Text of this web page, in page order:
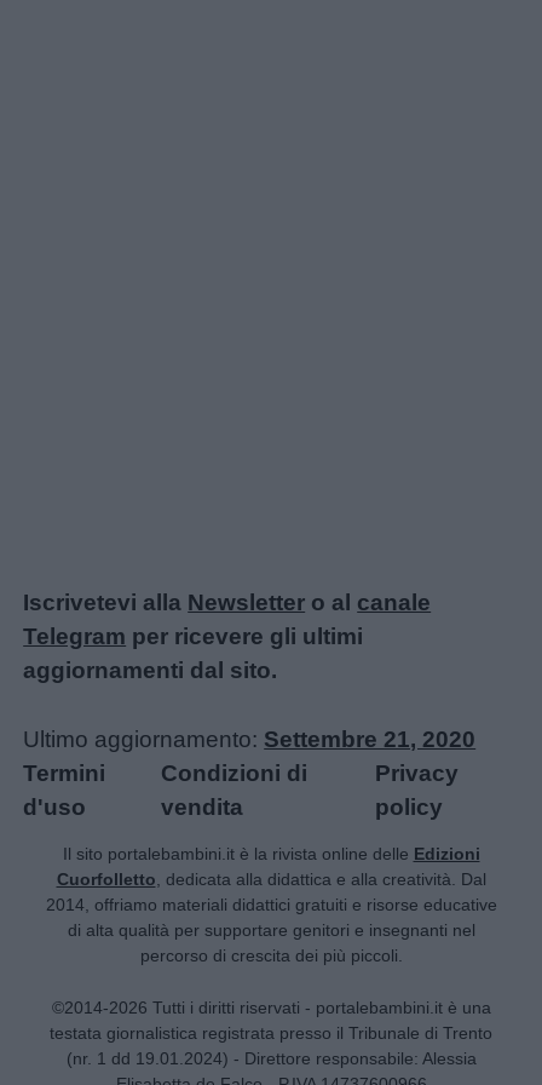
siamo
Contatti
Privacy
policy
Iscrivetevi alla Newsletter o al canale
Telegram per ricevere gli ultimi
aggiornamenti dal sito.
Ultimo aggiornamento: Settembre 21, 2020
Termini
d'uso
Condizioni di
vendita
Privacy
policy
Il sito portalebambini.it è la rivista online delle Edizioni
Cuorfolletto , dedicata alla didattica e alla creatività. Dal
2014, offriamo materiali didattici gratuiti e risorse educative
di alta qualità per supportare genitori e insegnanti nel
percorso di crescita dei più piccoli.
©2014-2026 Tutti i diritti riservati - portalebambini.it è una
testata giornalistica registrata presso il Tribunale di Trento
(nr. 1 dd 19.01.2024) - Direttore responsabile: Alessia